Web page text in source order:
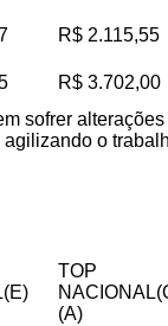
R$ 2.115,55
R$ 3.702,00
sofrer
o
TOP
(A)